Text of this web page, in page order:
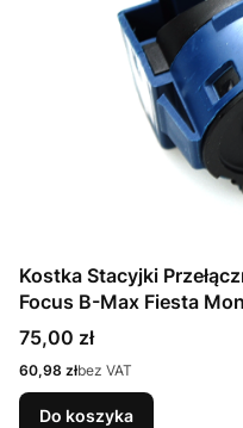
Kostka Stacyjki
Focus B-Max Fiesta
Cena
75,00 zł
Cena
60,98 złbez VAT
Do koszyka